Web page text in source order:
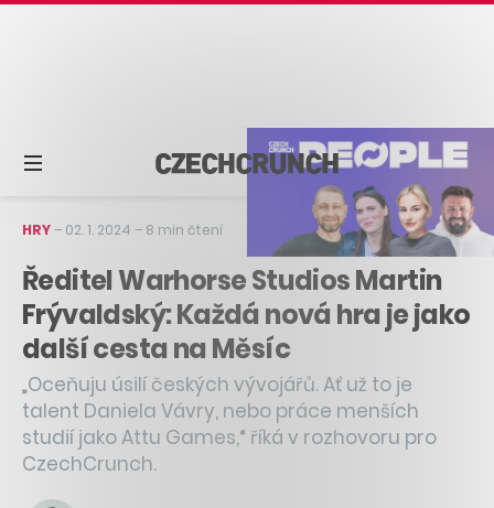
HRY– 02. 1. 2024 – 8 min čtení
Ředitel Warhorse Studios Martin
Frývaldský: Každá nová hra je jako
další cesta na Měsíc
„Oceňuju úsilí českých vývojářů. Ať už to je
talent Daniela Vávry, nebo práce menších
studií jako Attu Games,“ říká v rozhovoru pro
CzechCrunch.